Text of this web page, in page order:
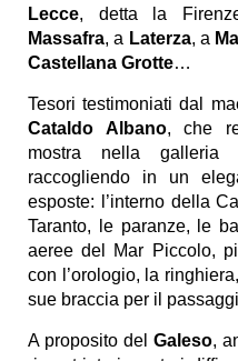
Lecce, detta la
Massafra, a Laterza, a
Castellana Grotte…
Tesori testimoniati dal
Cataldo Albano, che
mostra nella
raccogliendo in un
esposte: l’interno della
Taranto, le paranze, le
aeree del Mar Piccolo,
con l’orologio, la
sue braccia per il
A proposito del Galeso,